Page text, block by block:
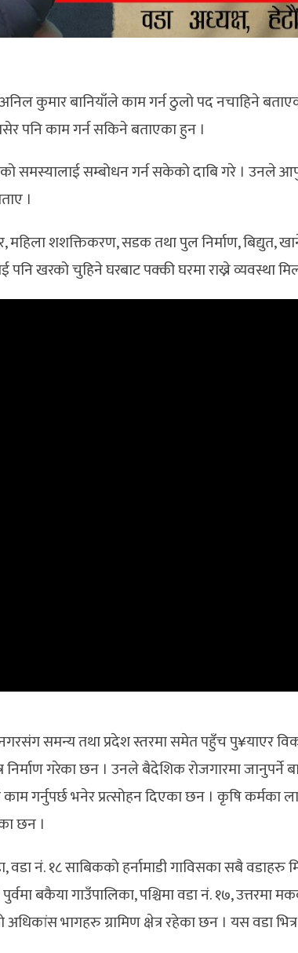
अनिल कुमार बानियाँले काम गर्न ठुलो पद नचाहिने
पनि काम गर्न सकिने बताएका हुन ।
समस्यालाई सम्बोधन गर्न सकेको दाबि गरे । उनले
।
महिला शशक्तिकरण, सडक तथा पुल निर्माण, बिद्युत,
खरको चुहिने घरबाट पक्की घरमा राख्ने व्यवस्था
समन्य तथा प्रदेश स्तरमा समेत पहुँच पु¥याएर
गरेका छन । उनले बैदेशिक रोजगारमा जानुपर्ने
गर्नुपर्छ भनेर प्रत्सोहन दिएका छन । कृषि कर्मका
छन ।
वडा नं. १८ साबिकको हर्नामाडी गाविसका सबै
बकैया गाउँपालिका, पश्चिमा वडा नं. १७, उत्तरमा
भागहरु ग्रामिण क्षेत्र रहेका छन । यस वडा भित्र